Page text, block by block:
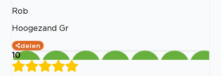
Rob
Hoogezand Gr
delen
10